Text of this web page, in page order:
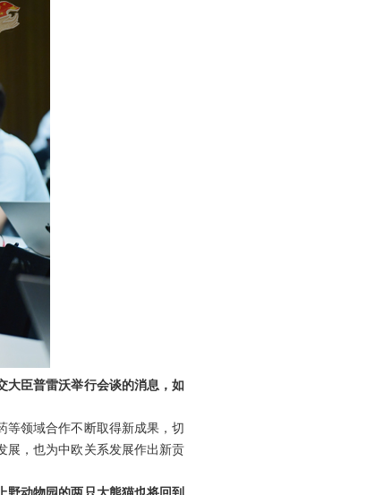
大臣普雷沃举行会谈的消息，如
等领域合作不断取得新成果，切
展，也为中欧关系发展作出新贡